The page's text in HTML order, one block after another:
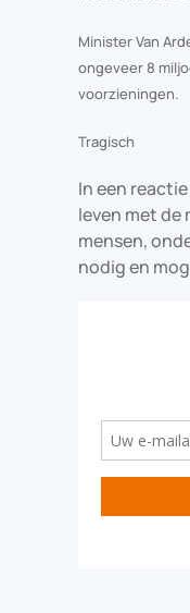
Minister Van
ongeveer 8
voorzieningen.
Tragisch
In een
leven met de
mensen,
nodig en